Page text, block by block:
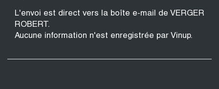
L'envoi est direct vers la boîte e-mail de VERGER
ROBERT.
Aucune information n'est enregistrée par Vinup.